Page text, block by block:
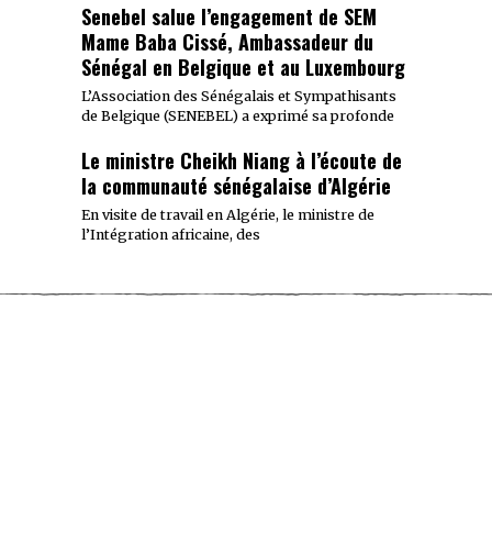
Senebel salue l’engagement de SEM
Mame Baba Cissé, Ambassadeur du
Sénégal en Belgique et au Luxembourg
L’Association des Sénégalais et Sympathisants
de Belgique (SENEBEL) a exprimé sa profonde
Le ministre Cheikh Niang à l’écoute de
la communauté sénégalaise d’Algérie
En visite de travail en Algérie, le ministre de
l’Intégration africaine, des